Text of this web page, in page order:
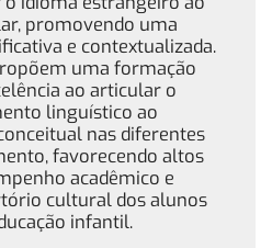
promovendo uma
e contextualizada.
uma formação
ao articular o
linguístico ao
nas diferentes
favorecendo altos
acadêmico e
cultural dos alunos
infantil.